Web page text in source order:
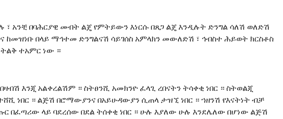
፣ አንቺ በባሕርያዊ መብት ልጄ የምትይውን እነርሱ በጸጋ ልጄ እንዲሉት ድንግል ሳለሽ ወለድሽ
ከመዝነቡ በላይ ማኅተመ ድንግልናሽ ሳይገሰስ አምላክን መውለድሽ ፣ ኅብስተ ሕይወት ክርስቶስ
ተአምር ነው ።
እንጂ አልቀረልሽም ። ስትፀንሺ አመክንዮ ፈላጊ ረበናትን ትሳቀቂ ነበር ። ስትወልጂ
ነበር ። ልጅሽ በሮማውያንና በአይሁዳውያን ሲጠላ ታዝኚ ነበር ። ኀዘንሽ የእናትነት ብቻ
በፈጣሪው ላይ ባደረሰው በደል ትሰቀቂ ነበር ። ሁሉ እያለው ሁሉ እንደሌለው በሆነው ልጅሽ